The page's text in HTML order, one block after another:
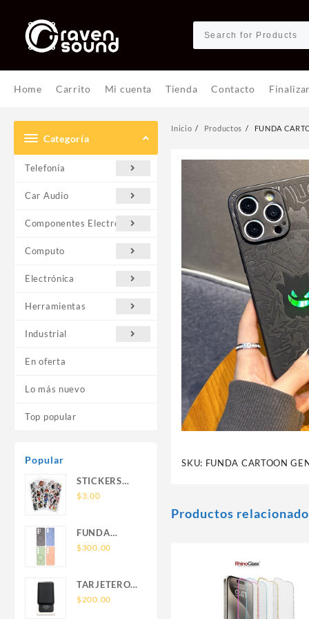
contenido
Home Carrito Mi cuenta Tienda Contacto
Categoría
Telefonía
Car Audio
Componentes Electrónicos
Computo
Electrónica
Herramientas
Industrial
En oferta
Lo más nuevo
Top popular
Popular
STICKERS
UNIVERSALES
$3.00
FUNDA
NOVA SAM
SIN SOPORTE
MAGNETICO
$300.00
TARJETERO
SIN SOPORTE
$200.00
Inicio Productos FUNDA
SKU: FUNDA CARTOON
Productos